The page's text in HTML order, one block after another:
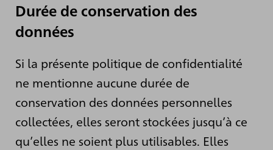
Durée de conservation des
données
Si la présente politique de confidentialité
ne mentionne aucune durée de
conservation des données personnelles
collectées, elles seront stockées jusqu’à ce
qu’elles ne soient plus utilisables. Elles